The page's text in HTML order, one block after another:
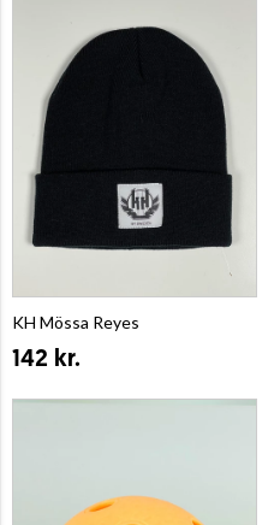
KH Mössa Reyes
142 kr.